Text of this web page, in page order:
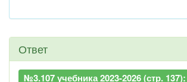
Ответ
№3.107 учебника 2023-2026 (стр. 137):